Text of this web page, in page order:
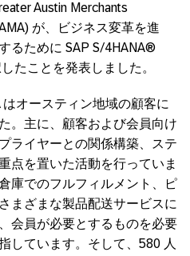
Austin Merchants
が、ビジネス変革を進
るために SAP S/4HANA®
たことを発表しました。
オースティン地域の顧客に
。主に、顧客および会員向け
ライヤーとの関係構築、ステ
点を置いた活動を行っていま
庫でのフルフィルメント、ピ
まざまな製品配送サービスに
会員が必要とするものを必要
しています。そして、580 人